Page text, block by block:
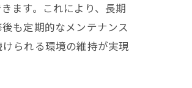
ます。これにより、長期
も定期的なメンテナンス
られる環境の維持が実現